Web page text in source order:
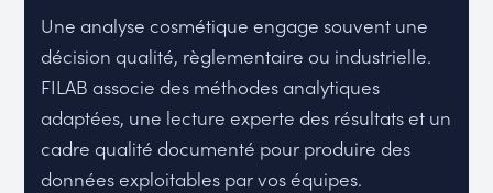
Une analyse cosmétique engage souvent une
décision qualité, règlementaire ou industrielle.
FILAB associe des méthodes analytiques
adaptées, une lecture experte des résultats et un
cadre qualité documenté pour produire des
données exploitables par vos équipes.